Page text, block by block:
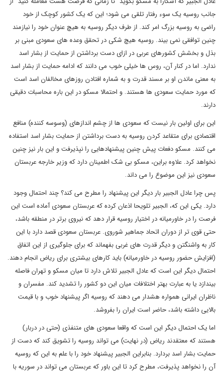
جانب روسیه یک سوء رفتار تلقی می شود؛ این که یک کشور کوچک از خود
راضی به روسیه بزرگ امر کند. از طرف دیگر روسیه به هیچ عنوان خود را نیازمند
چنین توافقی نمی بیند. روسیه هیچ شکی در تحقق وعده های سعودی مبنی بر
بذل و بخشش کشورهای عربی در ازای دست برداشتن از حمایت از بشار اسد
ندارد. اما در کنار آن، روس ها خیلی خوب می دانند که ادامه حمایت از بشار اسد
به معنی ماندن او بر مسند قدرت و به شماره افتادن روزهای مخالفان اسد است
که مورد حمایت سعودی ها هستند. و احتمالا مسکو در این باره محاسبات دقیقی
دارند.
این برای اولین بار نیست که سعودی ها از چشم اندازهای (وسوسه کننده) منافع
اقتصادی برای متقاعد کردن روسیه به دست برداشتن از حمایت بشار اسد استفاده
می کنند. مسکو دفعات پیش چنین پیشنهادهایی را نپذیرفت و این بار نیز چنین
نخواهد کرد. علاوه براین، مسکو بی شک اطمینان دارد که وزیر خارجه عربستان
سعودی نیز این موضوع را می داند.
پس چرا عادل الجبیر بار دیگر این پیشنهاد را مطرح می کند؟ چند احتمال وجود
دارد. یکی این که، الجبیر تلویحا اذعان کرده که عربستان سعودی آماده است این
فرصت را در خاورمیانه در اختیار روسیه قرار دهد که نیروی برتر در منطقه باشد،
حتی قوی تر از دوران اتحاد جماهیر شوروی. عربستان سعودی قصد دارد با این
کار به واشنگتن و دیگر قدرت های غربی بفهماند که برای جلوگیری از این اتفاق
(افزایش حضور روسیه در خاورمیانه) باید کارهای بیشتری برای ریاض انجام دهند.
احتمال دیگر این است که عادل الجبیر تلاش دارد تا میان مسکو و تهران فاصله
بیندازد یا به عبارت بهتر اختلافات میان این دو کشور را تشدید کند. مفسران و
ناظران ایرانی همواره هشدار می دهند که روسیه اگر پیشنهاد خوب و با قیمت
بالایی داشته باشد، حاضر است ایران را بفروشد.
اما یک احتمال دیگر این است که واقعا سعودی های متنفذی (حتی در دربار)
هستند که معتقدند ریاض (در نهایت) می تواند روسیه را تشویق کند که دست از
حمایت بشار اسد بردارد. بنابراین الجبیر پیشنهاد خود را با علم به این که روسیه
آن را نخواهد پذیرفت، مطرح کرد تا این باور که عربستان می تواند در سوریه با